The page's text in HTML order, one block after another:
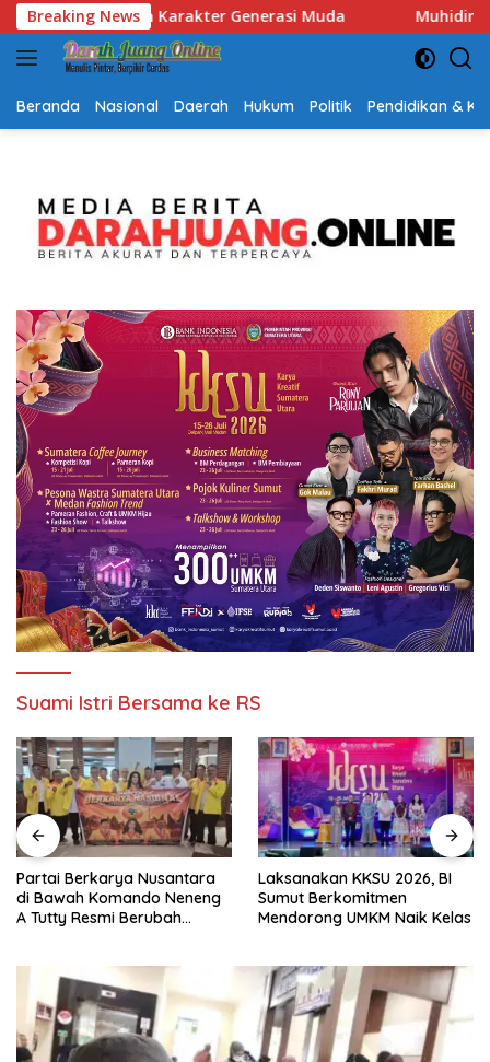
Langsung
ke
konten
Breaking News
Muhidin Tegaskan Penempatan Pejabat Kalsel
Beranda Nasional Daerah Hukum Politik Pendidikan &
Suami Istri Bersama ke RS
Partai Berkarya Nusantara
di Bawah Komando Neneng
A Tutty Resmi Berubah
Laksanakan KKSU 2026, BI
Sumut Berkomitmen
Mendorong UMKM Naik Kelas